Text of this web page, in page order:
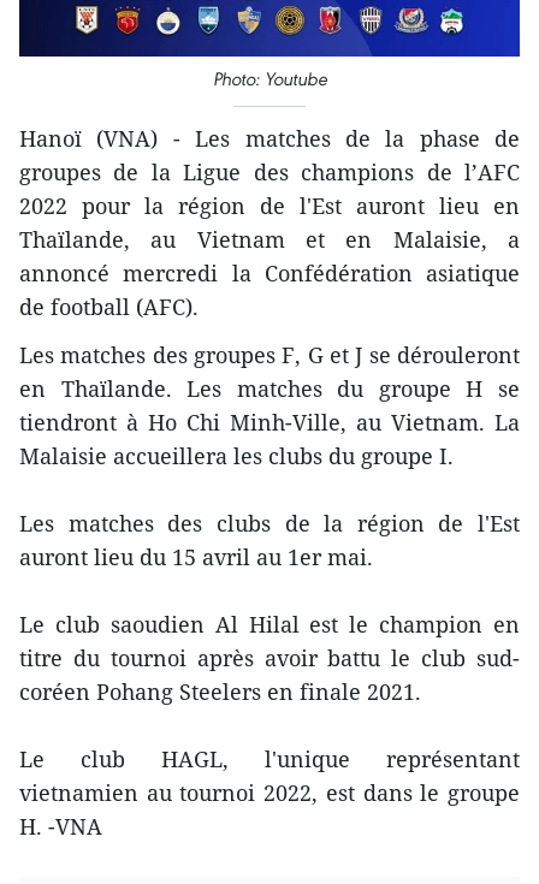
Photo: Youtube
Hanoï (VNA) - Les matches de la phase de
groupes de la Ligue des champions de l’AFC
2022 pour la région de l'Est auront lieu en
Thaïlande, au Vietnam et en Malaisie, a
annoncé mercredi la Confédération asiatique
de football (AFC).
Les matches des groupes F, G et J se dérouleront
en Thaïlande. Les matches du groupe H se
tiendront à Ho Chi Minh-Ville, au Vietnam. La
Malaisie accueillera les clubs du groupe I.
Les matches des clubs de la région de l'Est
auront lieu du 15 avril au 1er mai.
Le club saoudien Al Hilal est le champion en
titre du tournoi après avoir battu le club sud-
coréen Pohang Steelers en finale 2021.
Le club HAGL, l'unique représentant
vietnamien au tournoi 2022, est dans le groupe
H. -VNA